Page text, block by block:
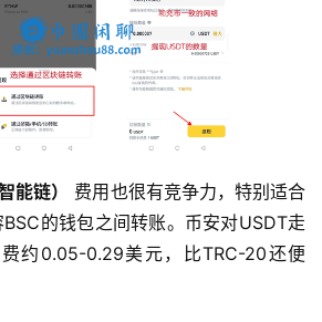
能链）
费用也很有竞争力，特别适合
的钱包之间转账。币安对USDT走
约0.05-0.29美元，比TRC-20还便